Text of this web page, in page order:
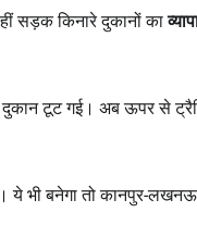
सड़क किनारे दुकानों का
टूट गई। अब ऊपर से
भी बनेगा तो कानपुर-लखनऊ